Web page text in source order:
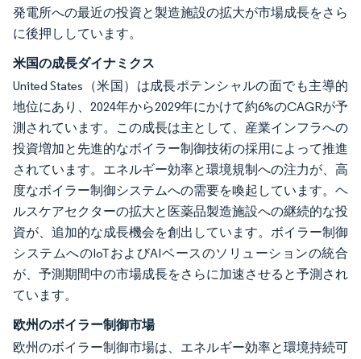
発電所への最近の投資と製造施設の拡大が市場成長をさら
に後押ししています。
米国の成長ダイナミクス
United States（米国）は成長ポテンシャルの面でも主導的
地位にあり、2024年から2029年にかけて約6%のCAGRが予
測されています。この成長は主として、産業インフラへの
投資増加と先進的なボイラー制御技術の採用によって推進
されています。エネルギー効率と環境規制への注力が、高
度なボイラー制御システムへの需要を喚起しています。ヘ
ルスケアセクターの拡大と医薬品製造施設への継続的な投
資が、追加的な成長機会を創出しています。ボイラー制御
システムへのIoTおよびAIベースのソリューションの統合
が、予測期間中の市場成長をさらに加速させると予測され
ています。
欧州のボイラー制御市場
欧州のボイラー制御市場は、エネルギー効率と環境持続可